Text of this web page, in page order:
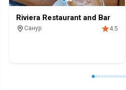
Riviera Restaurant and Bar
Санур
4.5